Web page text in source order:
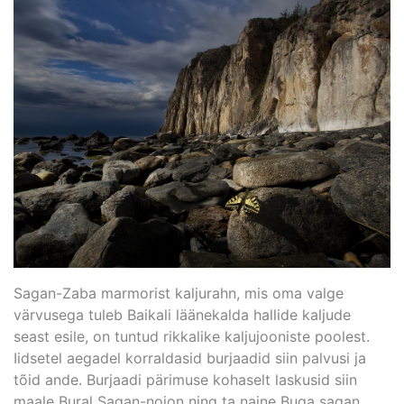
Sagan-Zaba marmorist kaljurahn, mis oma valge
värvusega tuleb Baikali läänekalda hallide kaljude
seast esile, on tuntud rikkalike kaljujooniste poolest.
Iidsetel aegadel korraldasid burjaadid siin palvusi ja
tõid ande. Burjaadi pärimuse kohaselt laskusid siin